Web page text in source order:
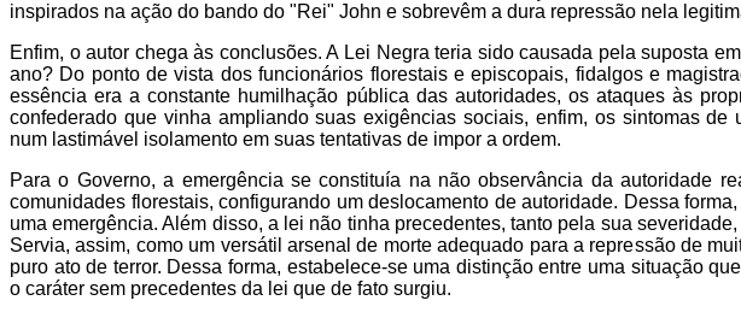
inspirados na ação do bando do "Rei" John e sobrevêm a dura repressão nela
Enfim, o autor chega às conclusões. A Lei Negra teria sido causada pela suposta
ano? Do ponto de vista dos funcionários florestais e episcopais, fidalgos e
essência era a constante humilhação pública das autoridades, os ataques às
confederado que vinha ampliando suas exigências sociais, enfim, os sintomas
num lastimável isolamento em suas tentativas de impor a ordem.
Para o Governo, a emergência se constituía na não observância da autoridade
comunidades florestais, configurando um deslocamento de autoridade. Dessa
uma emergência. Além disso, a lei não tinha precedentes, tanto pela sua
Servia, assim, como um versátil arsenal de morte adequado para a repressão de
puro ato de terror. Dessa forma, estabelece-se uma distinção entre uma situação
o caráter sem precedentes da lei que de fato surgiu.